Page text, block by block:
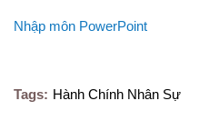
Nhập môn PowerPoint
Tags: Hành Chính Nhân Sự